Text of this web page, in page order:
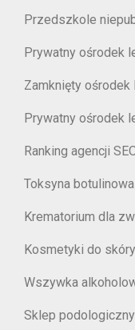
Przedszkole
Prywatny ośrodek
Zamknięty
Prywatny ośrodek
Ranking agencji
Toksyna botulinowa
Krematorium dla
Kosmetyki do
Wszywka
Sklep podologiczny